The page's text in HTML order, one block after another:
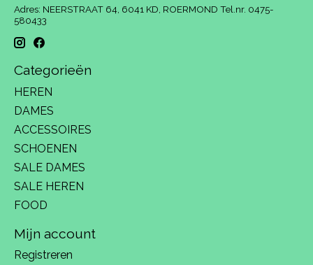
Adres: NEERSTRAAT 64, 6041 KD, ROERMOND Tel.nr. 0475-
580433
Categorieën
HEREN
DAMES
ACCESSOIRES
SCHOENEN
SALE DAMES
SALE HEREN
FOOD
Mijn account
Registreren